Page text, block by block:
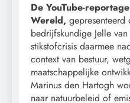
De YouTube-
Wereld,
bedrijfskundige Jelle
stikstofcrisis daarmee
context van bestuur,
maatschappelijke
Marinus den Hartogh
naar natuurbeleid of